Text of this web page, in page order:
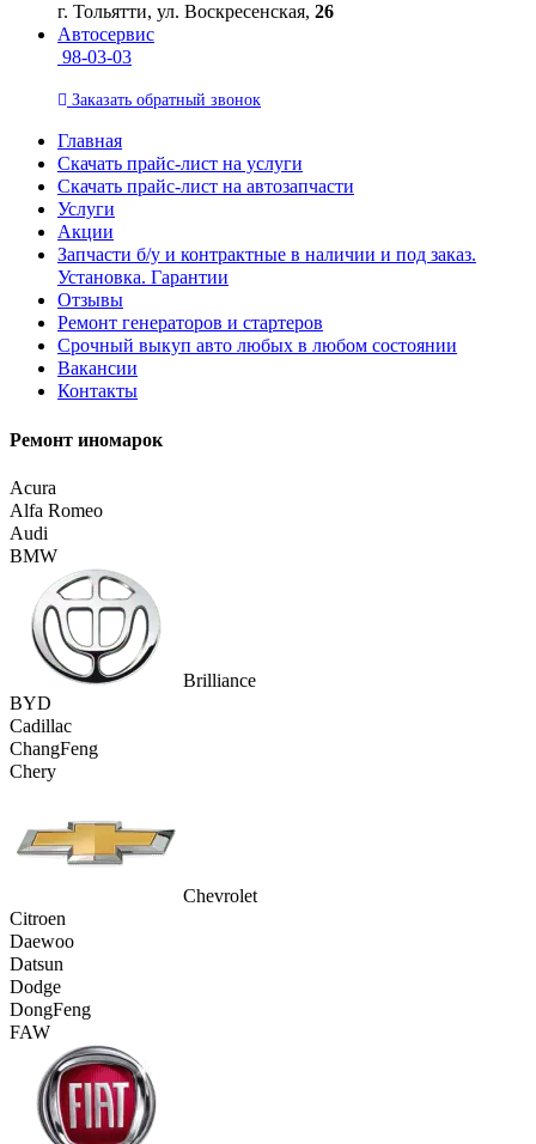
г. Тольятти, ул. Воскресенская, 26
Автосервис
98-03-03
Заказать обратный звонок
Главная
Скачать прайс-лист на услуги
Скачать прайс-лист на автозапчасти
Услуги
Акции
Запчасти б/у и контрактные в наличии и под заказ.
Установка. Гарантии
Отзывы
Ремонт генераторов и стартеров
Cрочный выкуп авто любых в любом состоянии
Вакансии
Контакты
Ремонт иномарок
Acura
Alfa Romeo
Audi
BMW
Brilliance
BYD
Cadillac
ChangFeng
Chery
Chevrolet
Citroen
Daewoo
Datsun
Dodge
DongFeng
FAW